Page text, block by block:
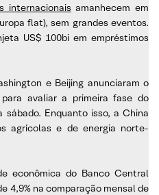
internacionais amanhecem em
flat), sem grandes eventos.
US$ 100bi em empréstimos
e Beijing anunciaram o
avaliar a primeira fase do
Enquanto isso, a China
agrícolas e de energia norte-
econômica do Banco Central
4,9% na comparação mensal de